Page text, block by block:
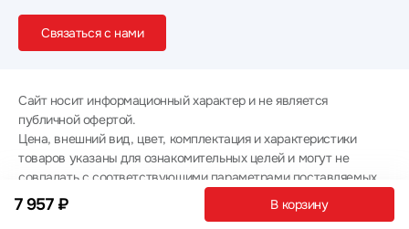
7 957 ₽ В корзину
Связаться с нами
Сайт носит информационный характер и не является
публичной офертой.
Цена, внешний вид, цвет, комплектация и характеристики
товаров указаны для ознакомительных целей и могут не
совпадать с соответствующими параметрами поставляемых
товаров - уточняйте информацию у менеджера при
оформлении заказа.